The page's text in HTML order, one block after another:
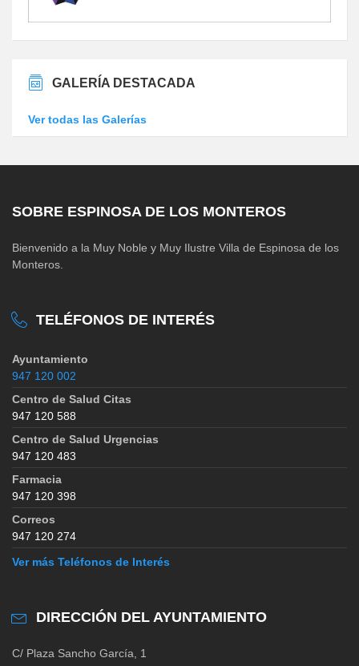
GALERÍA DESTACADA
Ver todas las Galerías
SOBRE ESPINOSA DE LOS MONTEROS
Bienvenido a la Muy Noble y Muy Ilustre Villa de Espinosa de los
Monteros.
TELÉFONOS DE INTERÉS
Ayuntamiento
947 120 002
Centro de Salud Citas
947 120 588
Centro de Salud Urgencias
947 120 483
Farmacia
947 120 398
Correos
947 120 274
Ver más Teléfonos de Interés
DIRECCIÓN DEL AYUNTAMIENTO
C/ Plaza Sancho García, 1